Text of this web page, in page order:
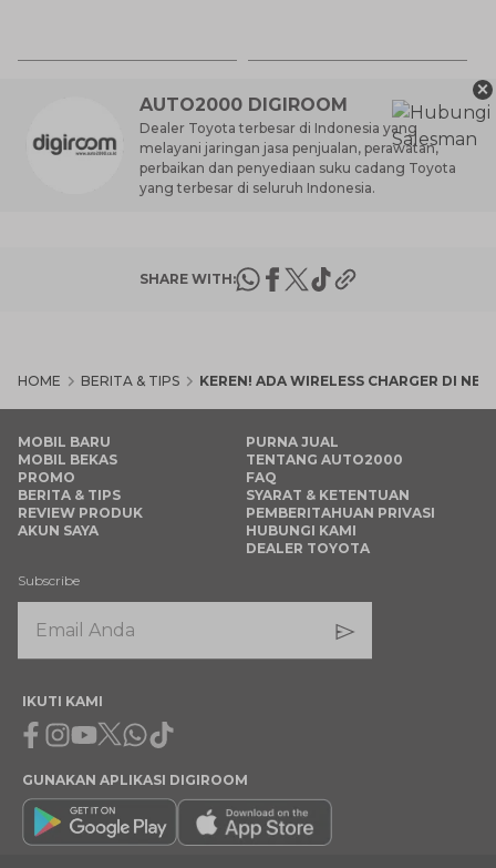
AUTO2000 DIGIROOM
Dealer Toyota terbesar di Indonesia yang
melayani jaringan jasa penjualan, perawatan,
perbaikan dan penyediaan suku cadang Toyota
yang terbesar di seluruh Indonesia.
SHARE WITH:
HOME BERITA & TIPS KEREN! ADA WIRELESS CHARGER DI
×
MOBIL BARU
MOBIL BEKAS
PROMO
BERITA & TIPS
REVIEW PRODUK
AKUN SAYA
PURNA JUAL
TENTANG AUTO2000
FAQ
SYARAT & KETENTUAN
PEMBERITAHUAN PRIVASI
HUBUNGI KAMI
DEALER TOYOTA
Subscribe
IKUTI KAMI
Facebook
Instagram
Youtube
X Whatsapp
Tiktok
GUNAKAN APLIKASI DIGIROOM